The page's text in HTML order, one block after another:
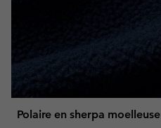
Polaire en sherpa moelleuse